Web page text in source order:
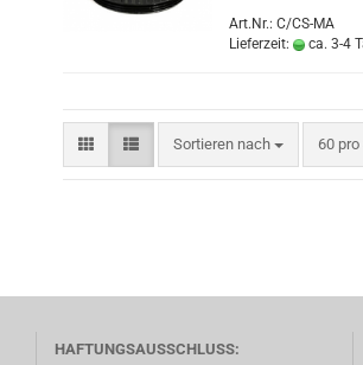
Art.Nr.: C/CS-MA
Lieferzeit:
ca. 3-4
Sortieren nach
Sortieren nach 60
pro
HAFTUNGSAUSSCHLUSS: